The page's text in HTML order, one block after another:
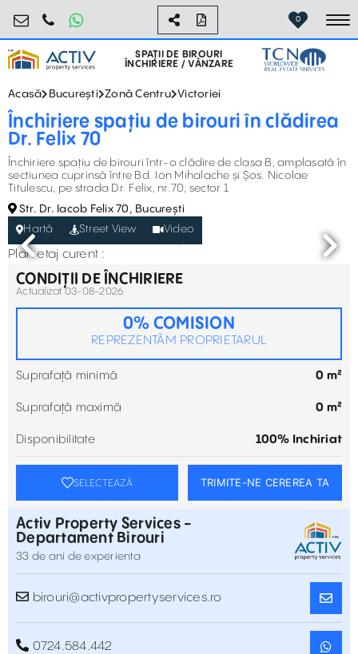
birouri@activpropertyservices.ro
0724.584.442 0
SPAȚII DE BIROURI
ÎNCHIRIERE / VÂNZARE
Acasă București Zonă Centru Victoriei
Închiriere spațiu de birouri în clădirea
Dr. Felix 70
Închiriere spațiu de birouri într-o clădire de clasa B, amplasată în
sectiunea cuprinsă între Bd. Ion Mihalache și Șos. Nicolae
Titulescu, pe strada Dr. Felix, nr.70, sector 1
Str. Dr. Iacob Felix 70, București
Hartă
Street View Video
Plan etaj curent :
CONDIȚII DE ÎNCHIRIERE
Actualizat 03-08-2026
0% COMISION
REPREZENTĂM PROPRIETARUL
Suprafață minimă 0 m²
Suprafață maximă 0 m²
Disponibilitate 100% Inchiriat
SELECTEAZĂ TRIMITE-NE CEREREA TA
Activ Property Services -
Departament Birouri
33 de ani de experienta
birouri@activpropertyservices.ro
0724.584.442